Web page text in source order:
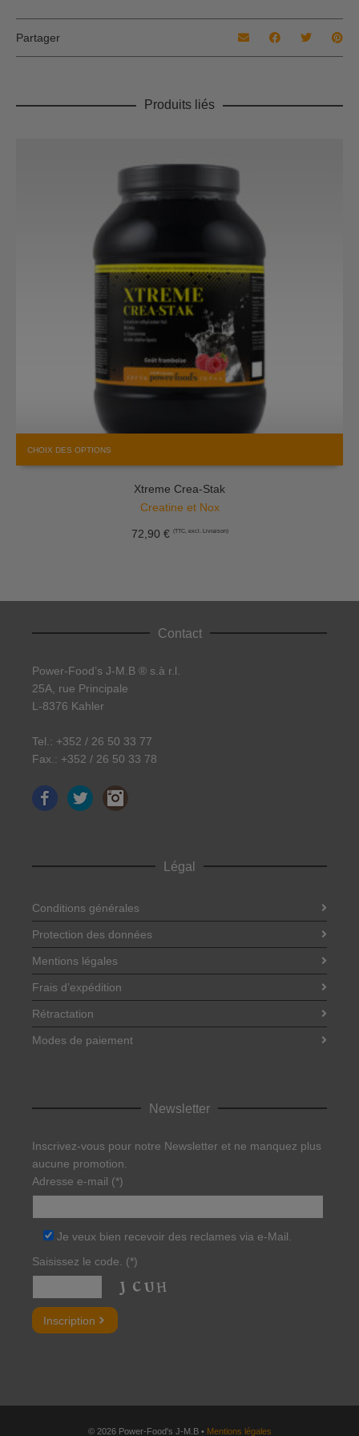
Citron, Orange
Partager
Produits liés
CHOIX DES OPTIONS
produit
sur
page
produit
Xtreme Crea-Stak
Creatine et Nox
72,90 € (TTC, excl. Livraison)
Contact
Power-Food’s J-M.B ® s.à r.l.
25A, rue Principale
L-8376 Kahler
Tel.: +352 / 26 50 33 77
Fax.: +352 / 26 50 33 78
FacebookTwitter
Légal
Conditions générales
Protection des données
Mentions légales
Frais d’expédition
Rétractation
Modes de paiement
Newsletter
Inscrivez-vous pour notre Newsletter et ne manquez plus
aucune promotion.
Adresse e-mail (*)
Je veux bien recevoir des reclames via e-Mail.
Saisissez le code. (*)
Bitte lasse dieses Feld leer.
© 2026 Power-Food's J-M.B • Mentions légales